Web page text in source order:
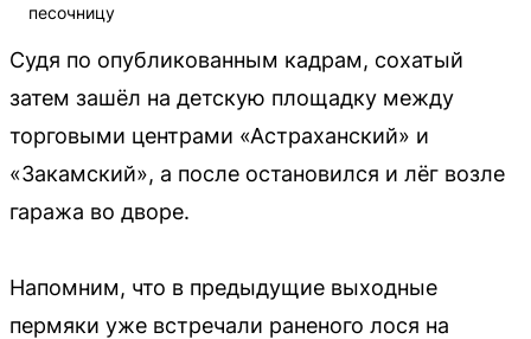
песочницу
Судя по опубликованным кадрам, сохатый
затем зашёл на детскую площадку между
торговыми центрами «Астраханский» и
«Закамский», а после остановился и лёг возле
гаража во дворе.
Напомним, что в предыдущие выходные
пермяки уже встречали раненого лося на